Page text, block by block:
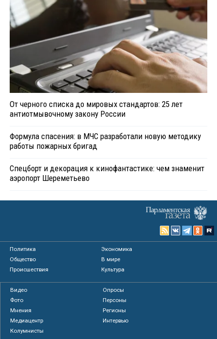
От черного списка до мировых стандартов: 25 лет
антиотмывочному закону России
Формула спасения: в МЧС разработали новую методику
работы пожарных бригад
Спецборт и декорация к кинофантастике: чем знаменит
аэропорт Шереметьево
Политика
Экономика
Общество
В мире
Происшествия
Культура
Видео
Опросы
Фото
Персоны
Мнения
Регионы
Медиацентр
Интервью
Колумнисты